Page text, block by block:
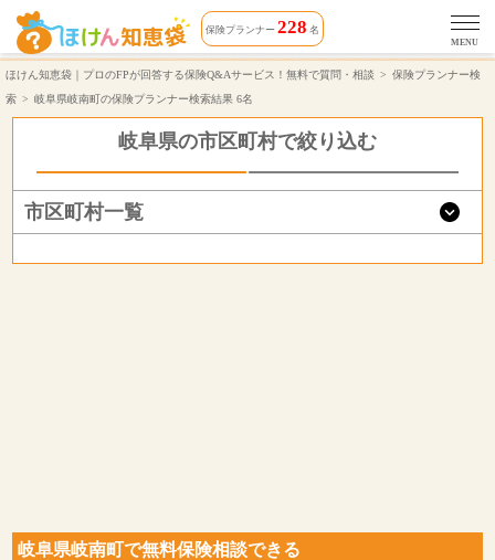
岐阜県岐南町で無料保険相談できる保険プランナー 6名 | ほけん知恵袋
保険プランナー 228 名
MENU
ほけん知恵袋｜プロのFPが回答する保険Q&Aサービス！無料で質問・相談
保険プランナー検
索
岐阜県岐南町の保険プランナー検索結果 6名
岐阜県の市区町村で絞り込む
市区町村一覧
岐阜県岐南町で無料保険相談できる